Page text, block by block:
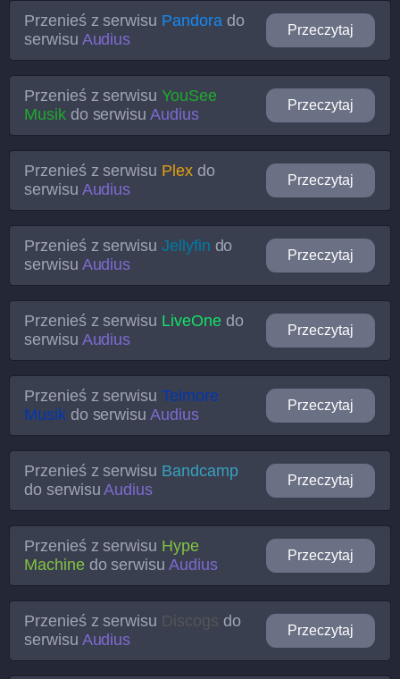
Przenieś z serwisu Pandorado
serwisu Audius
Przeczytaj
Przenieś z serwisu YouSee
Musikdo serwisuAudius
Przeczytaj
Przenieś z serwisu Plexdo
serwisu Audius
Przeczytaj
Przenieś z serwisu Jellyfin do
serwisu Audius
Przeczytaj
Przenieś z serwisu LiveOnedo
serwisu Audius
Przeczytaj
Przenieś z serwisu Telmore
Musikdo serwisuAudius
Przeczytaj
Przenieś z serwisu Bandcamp
do serwisuAudius
Przeczytaj
Przenieś z serwisu Hype
Machinedo serwisu Audius
Przeczytaj
Przenieś z serwisu Discogs do
serwisu Audius
Przeczytaj